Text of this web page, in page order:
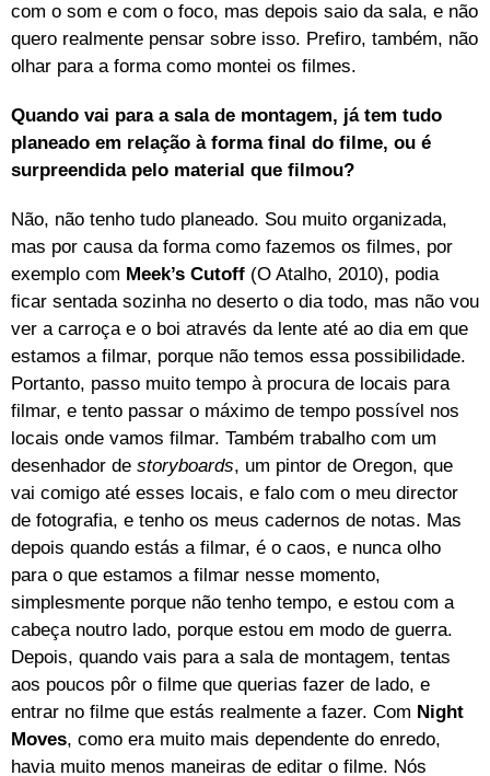
com o som e com o foco, mas depois saio da sala, e não
quero realmente pensar sobre isso. Prefiro, também, não
olhar para a forma como montei os filmes.
Quando vai para a sala de montagem, já tem tudo
planeado em relação à forma final do filme, ou é
surpreendida pelo material que filmou?
Não, não tenho tudo planeado. Sou muito organizada,
mas por causa da forma como fazemos os filmes, por
exemplo com Meek’s Cutoff (O Atalho, 2010), podia
ficar sentada sozinha no deserto o dia todo, mas não vou
ver a carroça e o boi através da lente até ao dia em que
estamos a filmar, porque não temos essa possibilidade.
Portanto, passo muito tempo à procura de locais para
filmar, e tento passar o máximo de tempo possível nos
locais onde vamos filmar. Também trabalho com um
desenhador de storyboards, um pintor de Oregon, que
vai comigo até esses locais, e falo com o meu director
de fotografia, e tenho os meus cadernos de notas. Mas
depois quando estás a filmar, é o caos, e nunca olho
para o que estamos a filmar nesse momento,
simplesmente porque não tenho tempo, e estou com a
cabeça noutro lado, porque estou em modo de guerra.
Depois, quando vais para a sala de montagem, tentas
aos poucos pôr o filme que querias fazer de lado, e
entrar no filme que estás realmente a fazer. Com Night
Moves, como era muito mais dependente do enredo,
havia muito menos maneiras de editar o filme. Nós